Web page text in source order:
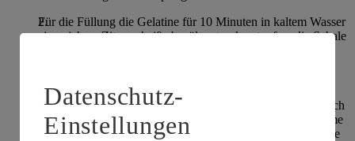
Für die Füllung die Gelatine für 10 Minuten in kaltem Wasser
einweichen. Zitrone heiß abspülen, trocken tupfen, die Schale
Gelatine ausdrücken und zusammen mit dem Zucker sowie
Vanillezucker in einem Topf unter Rühren erwärmen, bis sich
alle Zutaten aufgelöst haben. 2 Esslöffel der Frischkäsecreme
zur flüssigen Gelatine geben und einrühren. Dann die Masse
Datenschutz-
Einstellungen